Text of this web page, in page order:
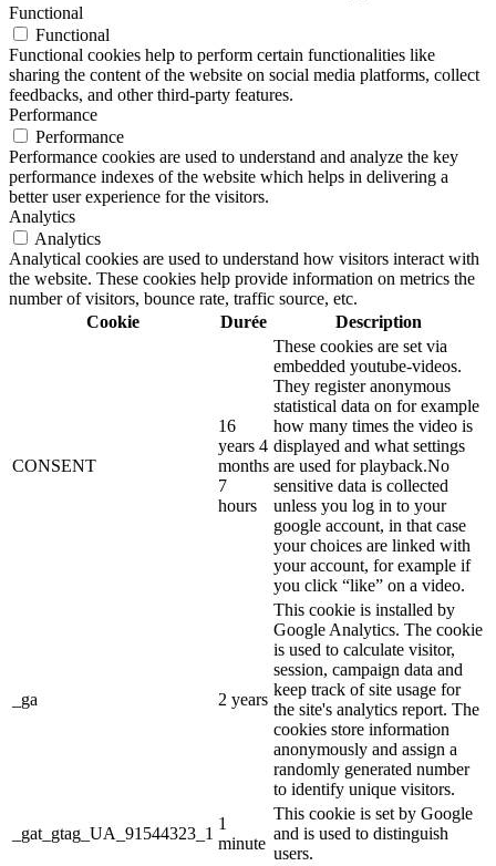
Functional
Functional
Functional cookies help to perform certain functionalities like
sharing the content of the website on social media platforms, collect
feedbacks, and other third-party features.
Performance
Performance
Performance cookies are used to understand and analyze the key
performance indexes of the website which helps in delivering a
better user experience for the visitors.
Analytics
Analytics
Analytical cookies are used to understand how visitors interact with
the website. These cookies help provide information on metrics the
number of visitors, bounce rate, traffic source, etc.
Cookie
Durée Description
CONSENT
16
years 4
months
7
hours
These cookies are set via
embedded youtube-videos.
They register anonymous
statistical data on for example
how many times the video is
displayed and what settings
are used for playback.No
sensitive data is collected
unless you log in to your
google account, in that case
your choices are linked with
your account, for example if
you click “like” on a video.
_ga 2 years
This cookie is installed by
Google Analytics. The cookie
is used to calculate visitor,
session, campaign data and
keep track of site usage for
the site's analytics report. The
cookies store information
anonymously and assign a
randomly generated number
to identify unique visitors.
_gat_gtag_UA_91544323_1
1
minute
This cookie is set by Google
and is used to distinguish
users.